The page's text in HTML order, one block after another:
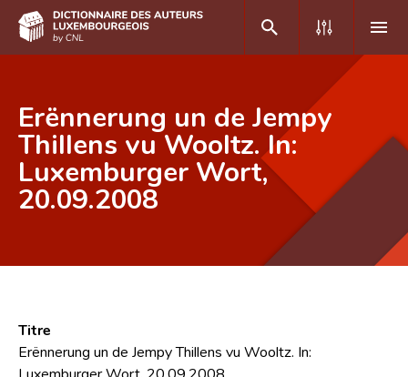
DE FR
Accueil
Auteur(e)s A-Z
Équipe scientifique
Erënnerung un de Jempy
Thillens vu Wooltz. In:
Luxemburger Wort,
20.09.2008
Titre
Erënnerung un de Jempy Thillens vu Wooltz. In:
Luxemburger Wort, 20.09.2008